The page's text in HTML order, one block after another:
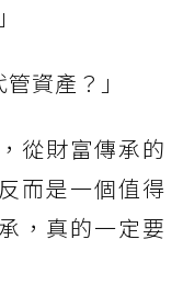
資產？」
從財富傳承的
而是一個值得
，真的一定要